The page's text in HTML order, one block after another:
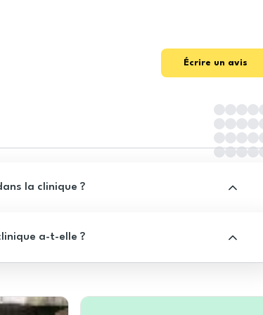
Écrire un avis
la clinique ?
a-t-elle ?